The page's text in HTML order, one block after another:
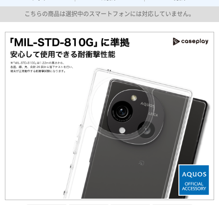
こちらの商品は選択中のスマートフォンには対応していません。